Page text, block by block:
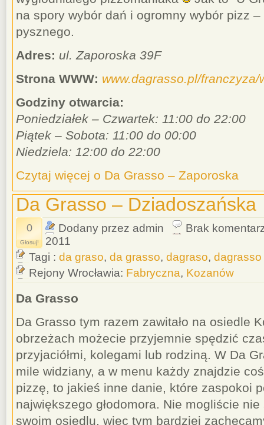
na spory wybór dań i ogromny wybór pizz
pysznego.
Adres: ul. Zaporoska 39F
Strona WWW: www.dagrasso.pl/
Godziny otwarcia:
Poniedziałek – Czwartek: 11:00 do 22:00
Piątek – Sobota: 11:00 do 00:00
Niedziela: 12:00 do 22:00
Czytaj więcej o Da Grasso – Zaporoska
Da Grasso – Dziadoszańska
0
Głosuj!
Dodany przez admin
Brak
2011
Tagi : da graso, da grasso, dagraso, dagrasso
Rejony Wrocławia: Fabryczna, Kozanów
Da Grasso
Da Grasso tym razem zawitało na osiedle
obrzeżach możecie przyjemnie spędzić
przyjaciółmi, kolegami lub rodziną. W Da
mile widziany, a w menu każdy znajdzie
pizzę, to jakieś inne danie, które zaspokoi
największego głodomora. Nie mogliście
swoim osiedlu, więc tym bardziej